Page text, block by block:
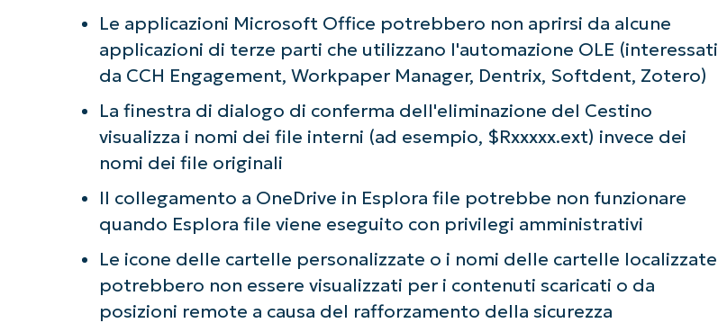
Le applicazioni Microsoft Office potrebbero non aprirsi da alcune
applicazioni di terze parti che utilizzano l'automazione OLE (interessati
da CCH Engagement, Workpaper Manager, Dentrix, Softdent, Zotero)
La finestra di dialogo di conferma dell'eliminazione del Cestino
visualizza i nomi dei file interni (ad esempio, $Rxxxxx.ext) invece dei
nomi dei file originali
Il collegamento a OneDrive in Esplora file potrebbe non funzionare
quando Esplora file viene eseguito con privilegi amministrativi
Le icone delle cartelle personalizzate o i nomi delle cartelle localizzate
potrebbero non essere visualizzati per i contenuti scaricati o da
posizioni remote a causa del rafforzamento della sicurezza